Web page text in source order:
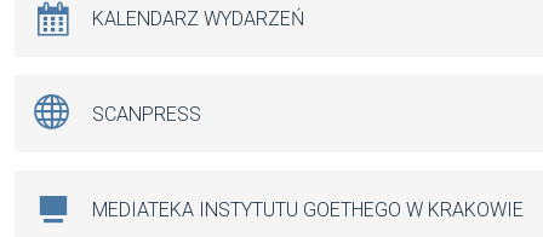
KALENDARZ WYDARZEŃ
SCANPRESS
MEDIATEKA INSTYTUTU GOETHEGO W KRAKOWIE